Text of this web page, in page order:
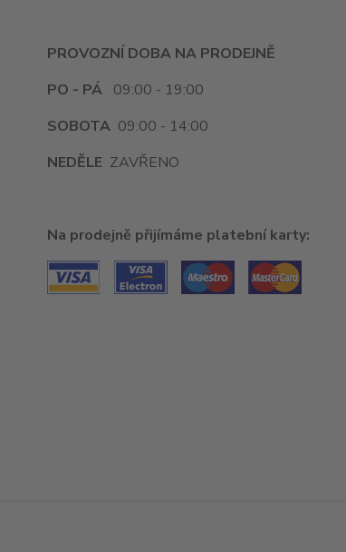
PROVOZNÍ DOBA NA PRODEJNĚ
PO - PÁ 09:00 - 19:00
SOBOTA 09:00 - 14:00
NEDĚLE ZAVŘENO
Na prodejně přijímáme platební karty: